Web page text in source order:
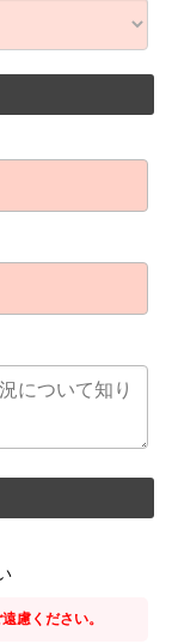
慮ください。